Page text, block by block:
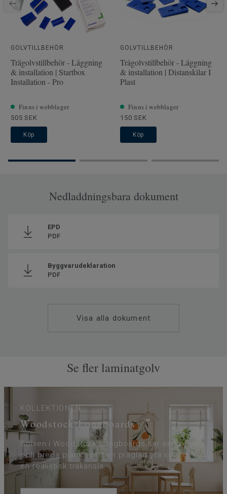
Låssystem
SAP SKU #
Klassificering för kommersiell
miljö
33 Hög trafik
Golvvärme
Ja (max 27 °C)
Bredd
24.4
GOLVTILLBEHÖR
Trägolvstillbehör - Läggning
& installation | Startbox
Installation - Pro
Finns i webblager
505 SEK
Köp
GOLVTILLBEHÖR
Trägolvstillbehör - Läggning
& installation | Distanskilar I
Plast
Finns i webblager
150 SEK
Köp
Nedladdningsbara dokument
EPD
PDF
Byggvarudeklaration
PDF
Visa alla dokument
Se fler laminatgolv
KOLLEKTIONEN
Woodstock Longboards
Golven i Woodstock Longboards har extra långa
och breda plank samt en präglad yta som ger
en realistisk träkänsla.